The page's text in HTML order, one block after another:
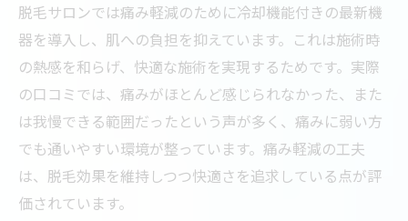
脱毛サロンでは痛み軽減のために冷却機能付きの最新機
器を導入し、肌への負担を抑えています。これは施術時
の熱感を和らげ、快適な施術を実現するためです。実際
の口コミでは、痛みがほとんど感じられなかった、また
は我慢できる範囲だったという声が多く、痛みに弱い方
でも通いやすい環境が整っています。痛み軽減の工夫
は、脱毛効果を維持しつつ快適さを追求している点が評
価されています。